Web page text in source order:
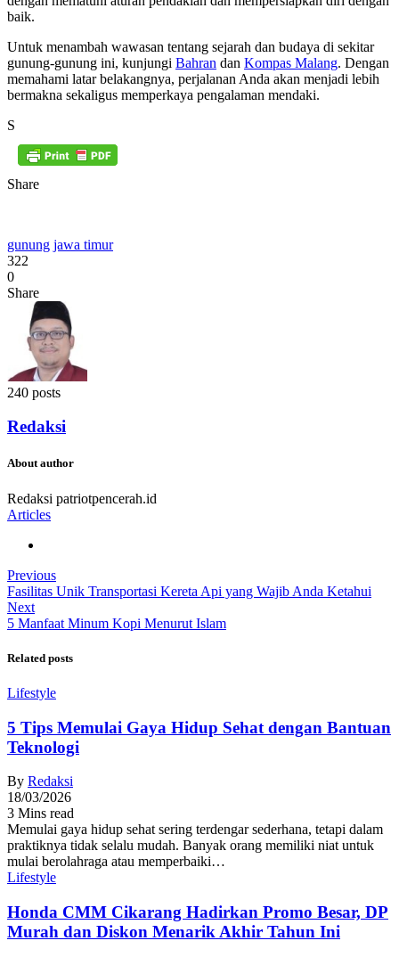
baik.
Untuk menambah wawasan tentang sejarah dan budaya di sekitar
gunung-gunung ini, kunjungi Bahran dan Kompas Malang. Dengan
memahami latar belakangnya, perjalanan Anda akan menjadi lebih
bermakna sekaligus memperkaya pengalaman mendaki.
S
Share
gunung jawa timur
322
0
Share
240 posts
Redaksi
About author
Redaksi patriotpencerah.id
Articles
Previous
Fasilitas Unik Transportasi Kereta Api yang Wajib Anda Ketahui
Next
5 Manfaat Minum Kopi Menurut Islam
Related posts
Lifestyle
5 Tips Memulai Gaya Hidup Sehat dengan Bantuan
Teknologi
By Redaksi
18/03/2026
3 Mins read
Memulai gaya hidup sehat sering terdengar sederhana, tetapi dalam
praktiknya tidak selalu mudah. Banyak orang memiliki niat untuk
mulai berolahraga atau memperbaiki…
Lifestyle
Honda CMM Cikarang Hadirkan Promo Besar, DP
Murah dan Diskon Menarik Akhir Tahun Ini